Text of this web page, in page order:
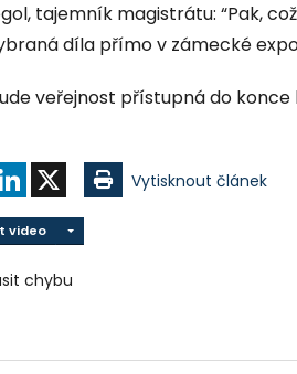
tajemník magistrátu: “Pak,
díla přímo v zámecké
veřejnost přístupná do konce
LinkedIn Vytisknout článek
video
chybu